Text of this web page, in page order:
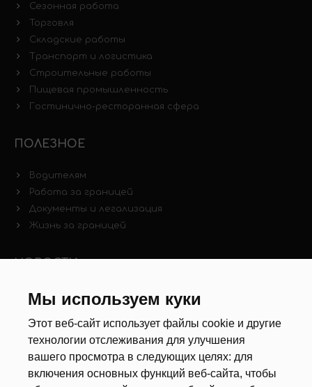
Мы используем куки
Этот веб-сайт использует файлы cookie и другие
технологии отслеживания для улучшения
вашего просмотра в следующих целях: для
включения основных функций веб-сайта, чтобы
Сезонная работа
Торговля
Складские работы
Транспорт и логистика
Строительные работы
Пищевая промышленность
Гостинично-ресторанная сфера
ПОЛЕЗНОЕ
Водителям
Работа за границей
Документы и легализация
Жизнь за границей
НОВОСТИ
Новости рынка труда
Анкета